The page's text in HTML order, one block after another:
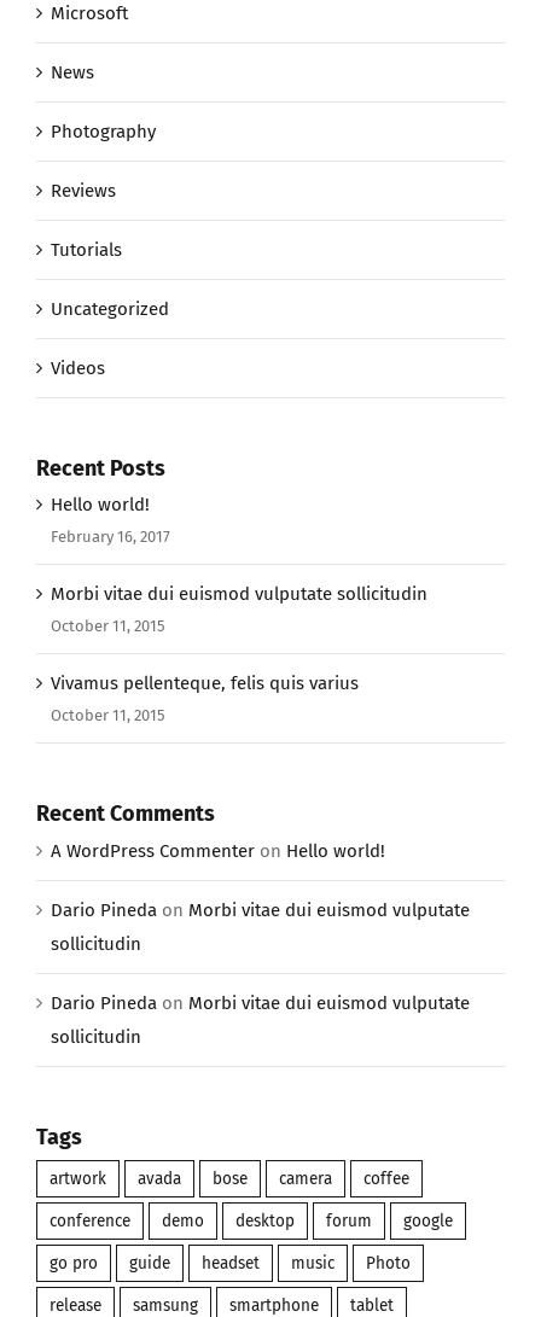
Microsoft
News
Photography
Reviews
Tutorials
Uncategorized
Videos
Recent Posts
Hello world!
February 16, 2017
Morbi vitae dui euismod vulputate sollicitudin
October 11, 2015
Vivamus pellenteque, felis quis varius
October 11, 2015
Recent Comments
A WordPress Commenter on Hello world!
Dario Pineda on Morbi vitae dui euismod vulputate
sollicitudin
Dario Pineda on Morbi vitae dui euismod vulputate
sollicitudin
Tags
artwork avada bose camera coffee
conference demo desktop forum google
go pro guide headset music Photo
release samsung smartphone tablet